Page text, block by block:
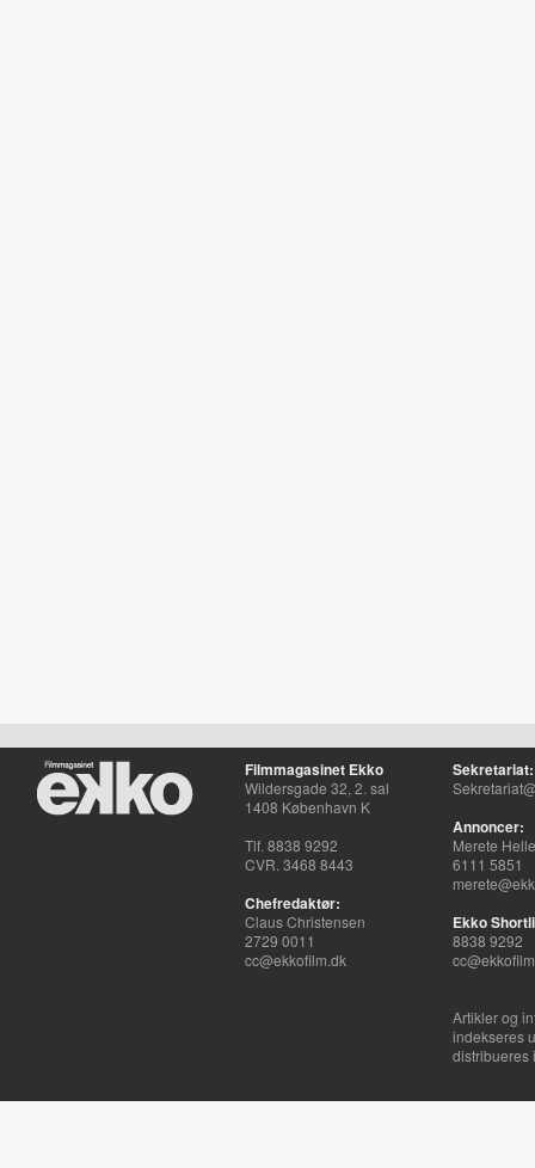
Filmmagasinet Ekko
Wildersgade 32, 2. sal
1408 København K
Tlf. 8838 9292
CVR. 3468 8443
Chefredaktør:
Claus Christensen
2729 0011
cc@ekkofilm.dk
Sekretariat:
Annoncer:
Merete
6111 5851
Ekko
8838 9292
Artikler og
indekseres
distribueres